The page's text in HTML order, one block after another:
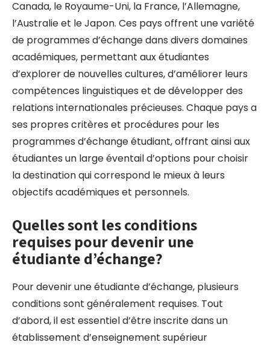
Canada, le Royaume-Uni, la France, l’Allemagne,
l’Australie et le Japon. Ces pays offrent une variété
de programmes d’échange dans divers domaines
académiques, permettant aux étudiantes
d’explorer de nouvelles cultures, d’améliorer leurs
compétences linguistiques et de développer des
relations internationales précieuses. Chaque pays a
ses propres critères et procédures pour les
programmes d’échange étudiant, offrant ainsi aux
étudiantes un large éventail d’options pour choisir
la destination qui correspond le mieux à leurs
objectifs académiques et personnels.
Quelles sont les conditions
requises pour devenir une
étudiante d’échange?
Pour devenir une étudiante d’échange, plusieurs
conditions sont généralement requises. Tout
d’abord, il est essentiel d’être inscrite dans un
établissement d’enseignement supérieur